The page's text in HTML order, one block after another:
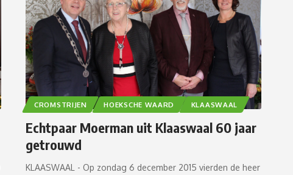
CROMSTRIJEN HOEKSCHE WAARD KLAASWAAL
Echtpaar Moerman uit Klaaswaal 60 jaar
getrouwd
KLAASWAAL - Op zondag 6 december 2015 vierden de heer